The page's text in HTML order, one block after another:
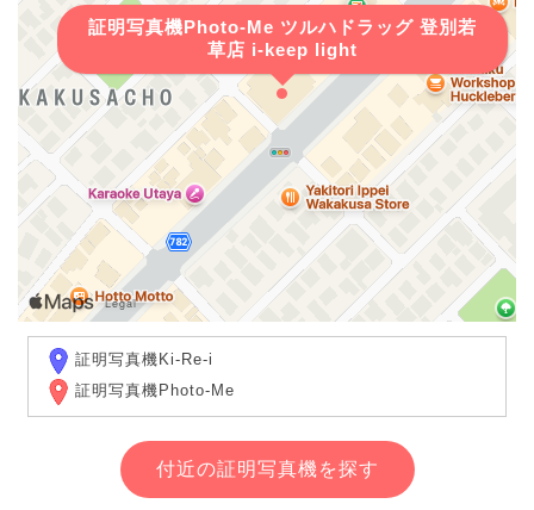
証明写真機Photo-Me ツルハドラッグ 登別若
草店 i-keep light
証明写真機Ki-Re-i
証明写真機Photo-Me
付近の証明写真機を探す